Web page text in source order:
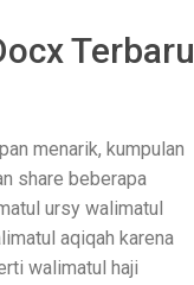
Terbaru
menarik, kumpulan
share beberapa
ursy walimatul
aqiqah karena
walimatul haji